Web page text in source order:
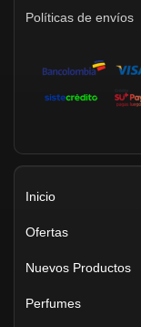
Políticas de envíos
Inicio
Ofertas
Nuevos Productos
Perfumes